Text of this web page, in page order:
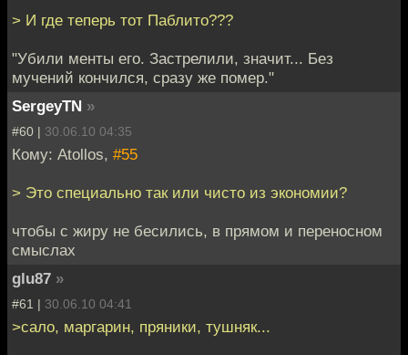
> И где теперь тот Паблито???
"Убили менты его. Застрелили, значит... Без
мучений кончился, сразу же помер."
SergeyTN »
#60 | 30.06.10 04:35
Кому: Atollos, #55
> Это специально так или чисто из экономии?
чтобы с жиру не бесились, в прямом и переносном
смыслах
glu87 »
#61 | 30.06.10 04:41
>сало, маргарин, пряники, тушняк...